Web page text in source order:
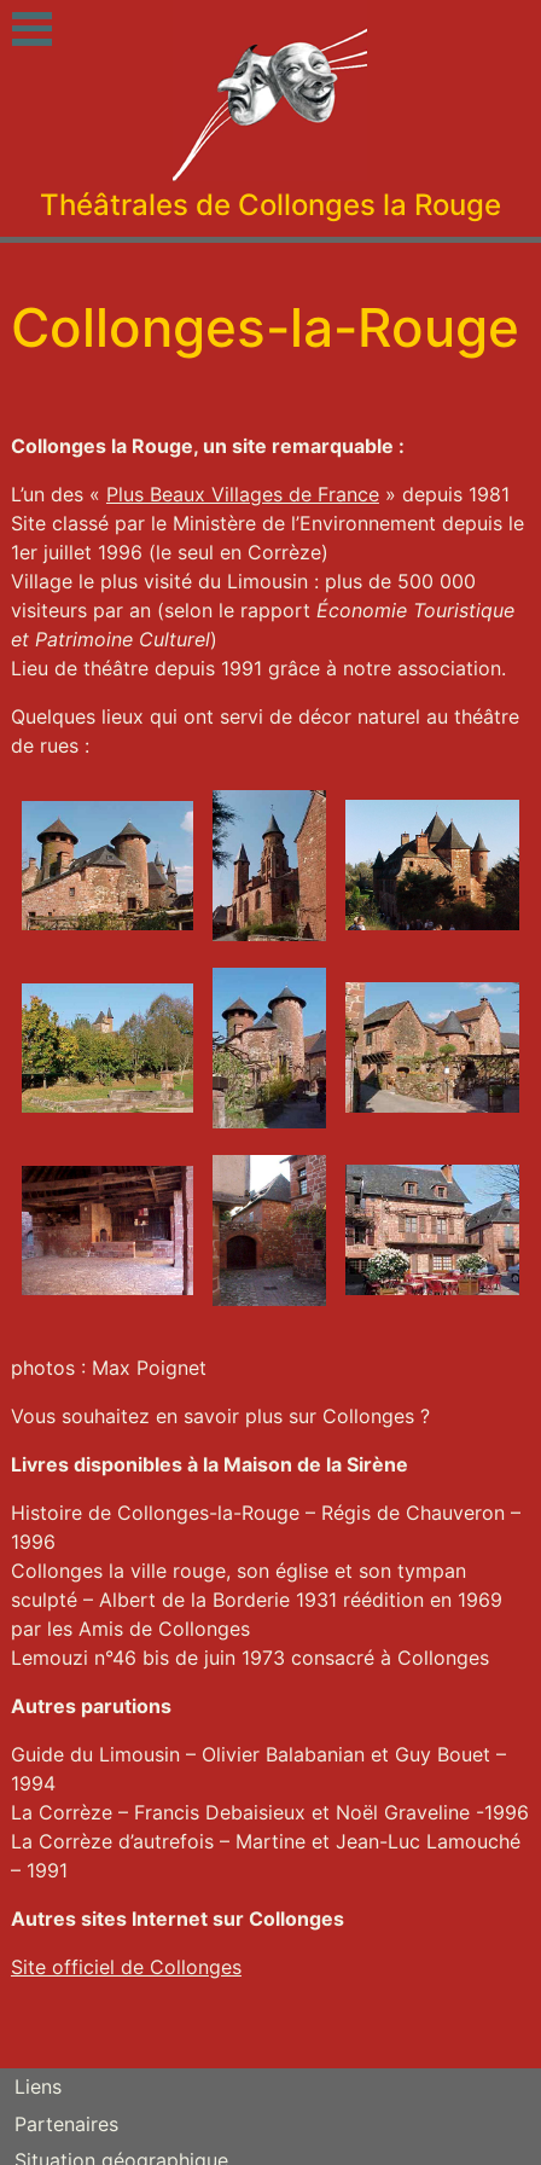
Théâtrales de Collonges la Rouge
Collonges-la-Rouge
Collonges la Rouge, un site remarquable :
L’un des « Plus Beaux Villages de France» depuis 1981
Site classé par le Ministère de l’Environnement depuis le
1er juillet 1996 (le seul en Corrèze)
Village le plus visité du Limousin : plus de 500 000
visiteurs par an (selon le rapport Économie Touristique
et Patrimoine Culturel)
Lieu de théâtre depuis 1991 grâce à notre association.
Quelques lieux qui ont servi de décor naturel au théâtre
de rues :
photos : Max Poignet
Vous souhaitez en savoir plus sur Collonges ?
Livres disponibles à la Maison de la Sirène
Histoire de Collonges-la-Rouge – Régis de Chauveron –
1996
Collonges la ville rouge, son église et son tympan
sculpté – Albert de la Borderie 1931 réédition en 1969
par les Amis de Collonges
Lemouzi n°46 bis de juin 1973 consacré à Collonges
Autres parutions
Guide du Limousin – Olivier Balabanian et Guy Bouet –
1994
La Corrèze – Francis Debaisieux et Noël Graveline -1996
La Corrèze d’autrefois – Martine et Jean-Luc Lamouché
– 1991
Autres sites Internet sur Collonges
Site officiel de Collonges
Liens
Partenaires
Situation géographique